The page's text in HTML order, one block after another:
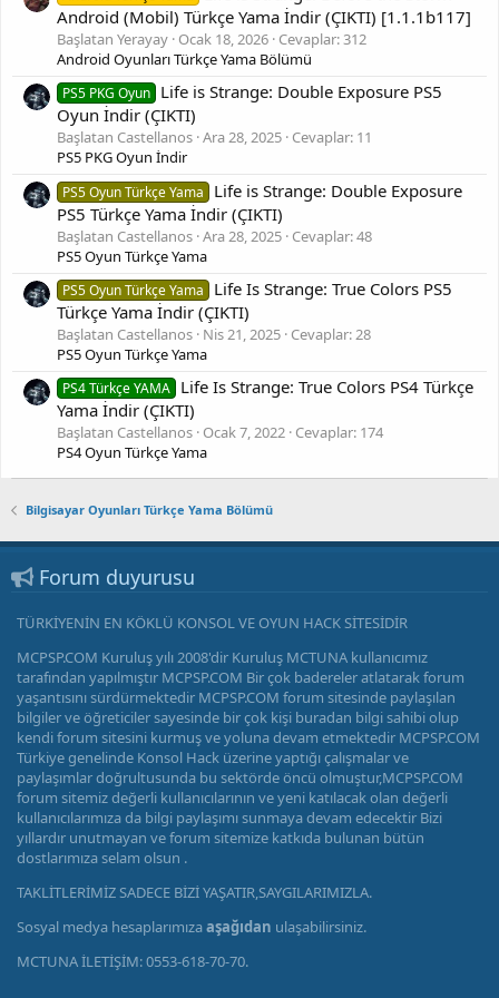
TÜRKÇE ÇEVİRİ
YERAYAY
TOOL
Yamanın
Değerli ziyaretçimiz lütfen, içeriği görüntüleyebilmek için
yapveya Kayıt ol
Yamanın
Değerli ziyaretçimiz lütfen, içeriği görüntüleyebilmek için
yapveya Kayıt olanlayışınız için teşekkürler.
verisyonu.
OYUN HAKKINDA
Life Is Strange: Before the Storm, Deck Nine tarafından geliştirilen
ve Square Enix tarafından yayınlanan bölümlük bir grafik macera
video oyunudur. Üç bölüm 2017'nin sonlarında Microsoft Windows,
PlayStation 4 ve Xbox One için ve 2018'in sonlarında Linux, macOS,
Android ve iOS için yayınlandı.Life Is Strangeserisinin, on altı
yaşındaki Chloe Price ve okul arkadaşı Rachel Amber ile olan
ilişkisine odaklanan bir oyundur. Oyun, çoğunlukla seçim odaklı,
diyalogların kullanımı ve çevre ile etkileşim ile ilgilidir.
Deck Nine, 2016 yılında Unity oyun motorunu kullanarak oyunu
geliştirmeye başladı. Orijinal oyunun dublajcısı Ashly Burch, SAG-
AFTRA grevi nedeniyle Chloe Price'ı bu oyunda seslendirmedi, ancak
grev çözüldükten sonra bonus bölümünde karakteri yeniden
seslendirdi
OYNANIŞ VİDEOSU
Android (Mobil) Türkçe Yama İndir (ÇIKTI) [1.1.1b117]
Başlatan Yerayay Ocak 18, 2026 Cevaplar: 312
Android Oyunları Türkçe Yama Bölümü
PS5 PKG Oyun Life is Strange: Double Exposure PS5
Oyun İndir (ÇIKTI)
Başlatan Castellanos Ara 28, 2025 Cevaplar: 11
PS5 PKG Oyun İndir
PS5 Oyun Türkçe Yama
Life is Strange: Double Exposure
PS5 Türkçe Yama İndir (ÇIKTI)
Başlatan Castellanos Ara 28, 2025 Cevaplar: 48
PS5 Oyun Türkçe Yama
PS5 Oyun Türkçe Yama
Life Is Strange: True Colors PS5
Türkçe Yama İndir (ÇIKTI)
Başlatan Castellanos Nis 21, 2025 Cevaplar: 28
PS5 Oyun Türkçe Yama
PS4 Türkçe YAMA Life Is Strange: True Colors PS4 Türkçe
Yama İndir (ÇIKTI)
Başlatan Castellanos Ocak 7, 2022 Cevaplar: 174
PS4 Oyun Türkçe Yama
Bilgisayar Oyunları Türkçe Yama Bölümü
Forum duyurusu
TÜRKİYENİN EN KÖKLÜ KONSOL VE OYUN HACK SİTESİDİR
MCPSP.COM Kuruluş yılı 2008'dir Kuruluş MCTUNA kullanıcımız
tarafından yapılmıştır MCPSP.COM Bir çok badereler atlatarak forum
yaşantısını sürdürmektedir MCPSP.COM forum sitesinde paylaşılan
bilgiler ve öğreticiler sayesinde bir çok kişi buradan bilgi sahibi olup
kendi forum sitesini kurmuş ve yoluna devam etmektedir MCPSP.COM
Türkiye genelinde Konsol Hack üzerine yaptığı çalışmalar ve
paylaşımlar doğrultusunda bu sektörde öncü olmuştur,MCPSP.COM
forum sitemiz değerli kullanıcılarının ve yeni katılacak olan değerli
kullanıcılarımıza da bilgi paylaşımı sunmaya devam edecektir Bizi
yıllardır unutmayan ve forum sitemize katkıda bulunan bütün
dostlarımıza selam olsun .
TAKLİTLERİMİZ SADECE BİZİ YAŞATIR,SAYGILARIMIZLA.
Sosyal medya hesaplarımızaaşağıdan ulaşabilirsiniz.
MCTUNA İLETİŞİM: 0553-618-70-70.